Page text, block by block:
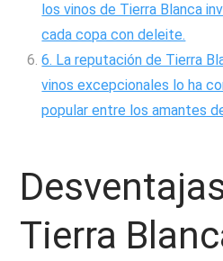
los vinos de Tierra Blanca
cada copa con deleite.
6. La reputación de Tierra
vinos excepcionales lo ha
popular entre los amantes
Tierra